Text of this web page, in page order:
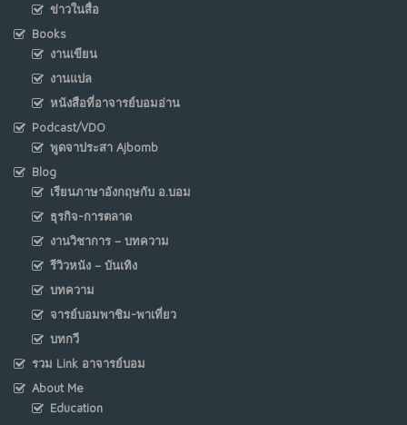
ข่าวในสื่อ
Books
งานเขียน
งานแปล
หนังสือที่อาจารย์บอมอ่าน
Podcast/VDO
พูดจาประสา Ajbomb
Blog
เรียนภาษาอังกฤษกับ อ.บอม
ธุรกิจ-การตลาด
งานวิชาการ – บทความ
รีวิวหนัง – บันเทิง
บทความ
จารย์บอมพาชิม-พาเที่ยว
บทกวี
รวม Link อาจารย์บอม
About Me
Education